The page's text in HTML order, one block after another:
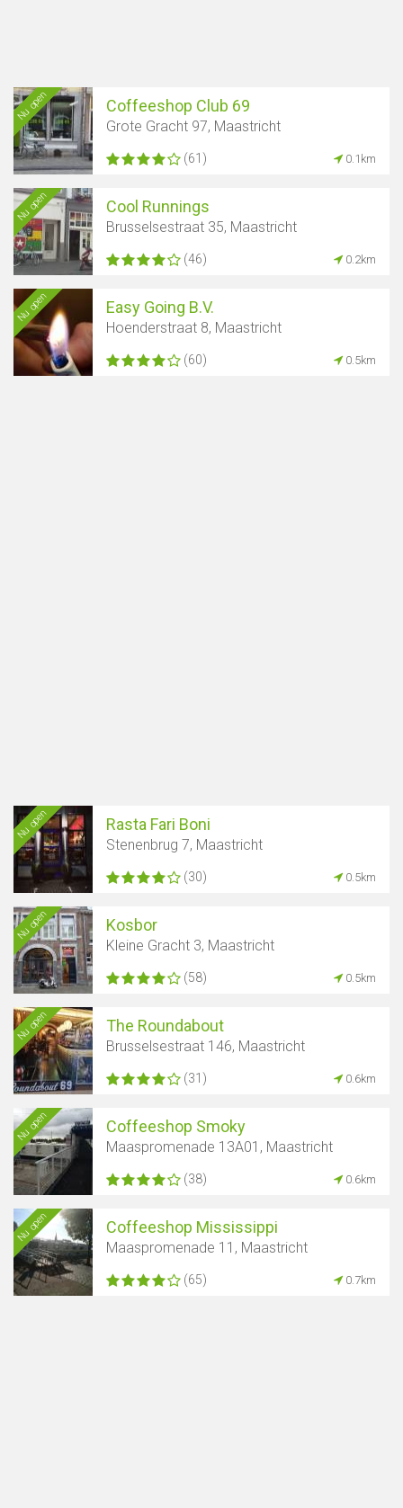
Toon kaart
Nu open Coffeeshop Club 69
Grote Gracht 97, Maastricht
(61) 0.1km
Nu open Cool Runnings
Brusselsestraat 35, Maastricht
(46) 0.2km
Nu open Easy Going B.V.
Hoenderstraat 8, Maastricht
(60) 0.5km
Nu open Rasta Fari Boni
Stenenbrug 7, Maastricht
(30) 0.5km
Nu open Kosbor
Kleine Gracht 3, Maastricht
(58) 0.5km
Nu open The Roundabout
Brusselsestraat 146, Maastricht
(31) 0.6km
Nu open Coffeeshop Smoky
Maaspromenade 13A01, Maastricht
(38) 0.6km
Nu open Coffeeshop Mississippi
Maaspromenade 11, Maastricht
(65) 0.7km